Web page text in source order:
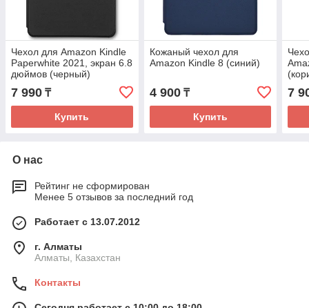
Чехол для Amazon Kindle
Paperwhite 2021, экран 6.8
дюймов (черный)
7 990 ₸
Купить
Кожаный чехол для
Amazon Kindle 8 (синий)
4 900₸
Купить
7
О нас
Рейтинг не сформирован
Менее 5 отзывов за последний год
Работает с 13.07.2012
г. Алматы
Алматы, Казахстан
Контакты